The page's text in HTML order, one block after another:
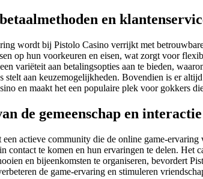
en
wordt bij Pistolo Casino verrijkt met
op hun voorkeuren en eisen, wat zorgt voor
variëteit aan betalingsopties aan te bieden,
stelt aan keuzemogelijkheden. Bovendien is er
en maakt het een populaire plek voor gokkers
de gemeenschap en
een actieve community die de online game-
contact te komen en hun ervaringen te delen. Het
en bijeenkomsten te organiseren, bevordert
de game-ervaring en stimuleren